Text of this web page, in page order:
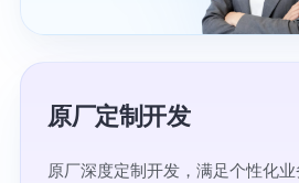
原厂定制开发
原厂深度定制开发，满足个性化